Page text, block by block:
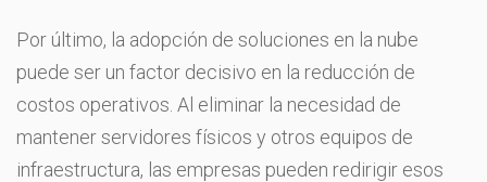
Por último, la adopción de soluciones en la nube
puede ser un factor decisivo en la reducción de
costos operativos. Al eliminar la necesidad de
mantener servidores físicos y otros equipos de
infraestructura, las empresas pueden redirigir esos